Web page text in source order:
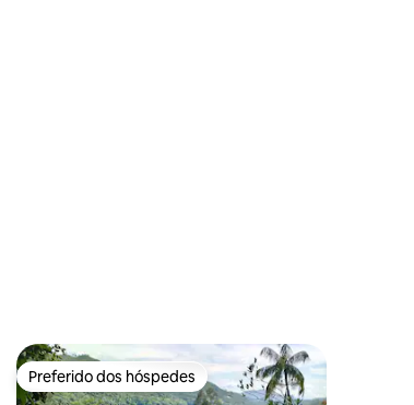
avaliação média de 5, 11 avaliações
Preferido dos hóspedes
Preferido dos hóspedes